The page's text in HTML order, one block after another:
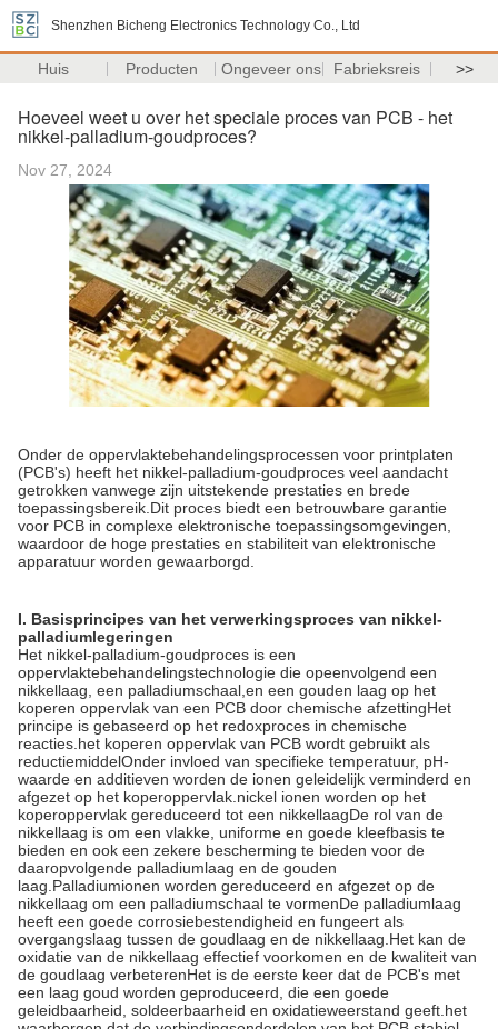
Shenzhen Bicheng Electronics Technology Co., Ltd
Huis Producten Ongeveer ons Fabrieksreis >>
Hoeveel weet u over het speciale proces van PCB - het
nikkel-palladium-goudproces?
Nov 27, 2024
Onder de oppervlaktebehandelingsprocessen voor printplaten
(PCB's) heeft het nikkel-palladium-goudproces veel aandacht
getrokken vanwege zijn uitstekende prestaties en brede
toepassingsbereik.Dit proces biedt een betrouwbare garantie
voor PCB in complexe elektronische toepassingsomgevingen,
waardoor de hoge prestaties en stabiliteit van elektronische
apparatuur worden gewaarborgd.
I. Basisprincipes van het verwerkingsproces van nikkel-
palladiumlegeringen
Het nikkel-palladium-goudproces is een
oppervlaktebehandelingstechnologie die opeenvolgend een
nikkellaag, een palladiumschaal,en een gouden laag op het
koperen oppervlak van een PCB door chemische afzettingHet
principe is gebaseerd op het redoxproces in chemische
reacties.het koperen oppervlak van PCB wordt gebruikt als
reductiemiddelOnder invloed van specifieke temperatuur, pH-
waarde en additieven worden de ionen geleidelijk verminderd en
afgezet op het koperoppervlak.nickel ionen worden op het
koperoppervlak gereduceerd tot een nikkellaagDe rol van de
nikkellaag is om een vlakke, uniforme en goede kleefbasis te
bieden en ook een zekere bescherming te bieden voor de
daaropvolgende palladiumlaag en de gouden
laag.Palladiumionen worden gereduceerd en afgezet op de
nikkellaag om een palladiumschaal te vormenDe palladiumlaag
heeft een goede corrosiebestendigheid en fungeert als
overgangslaag tussen de goudlaag en de nikkellaag.Het kan de
oxidatie van de nikkellaag effectief voorkomen en de kwaliteit van
de goudlaag verbeterenHet is de eerste keer dat de PCB's met
een laag goud worden geproduceerd, die een goede
geleidbaarheid, soldeerbaarheid en oxidatieweerstand geeft.het